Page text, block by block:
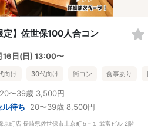
定】佐世保100人合コン
16日(日) 13:00〜
向け 30代向け 街コン 食事あり
20〜39歳 3,500円
ル待ち 20〜39歳 8,500円
京町店 長崎県佐世保市上京町５−１ 武富ビル 2階